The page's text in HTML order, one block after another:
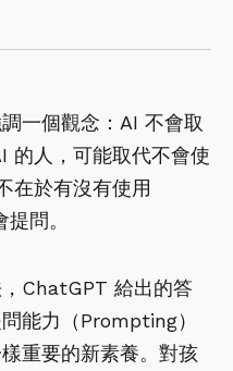
一個觀念：AI 不會取
的人，可能取代不會使
在於有沒有使用
問。
ChatGPT 給出的答
能力（Prompting）
重要的新素養。對孩